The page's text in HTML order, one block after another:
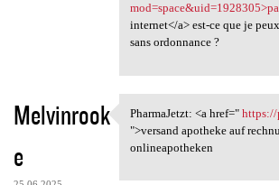
internet</a> est-ce que je
sans ordonnance ?
Melvinrook
e
PharmaJetzt: <a
PharmaJetzt: <a href=" https://
">versand apotheke auf
onlineapotheken